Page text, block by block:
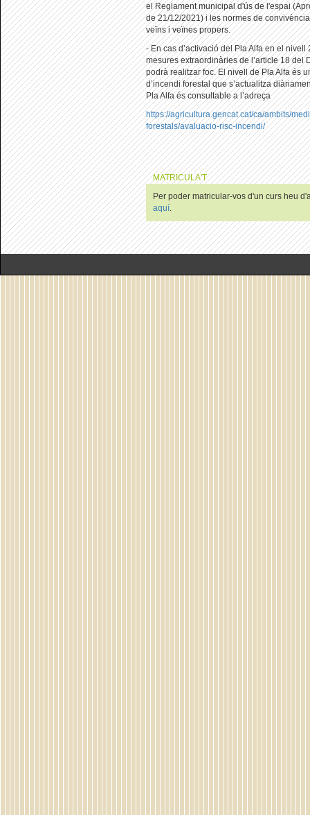
el Reglament municipal d'ús de l'espai
de 21/12/2021) i les normes de
veïns i veïnes propers.
- En cas d’activació del Pla Alfa en el
mesures extraordinàries de l’article 18 del
podrà realitzar foc. El nivell de Pla Alfa és
d’incendi forestal que s’actualitza
Pla Alfa és consultable a l’adreça
https://agricultura.gencat.cat/ca/ambits/
forestals/avaluacio-risc-incendi/
MATRICULA'T
Per poder matricular-vos d'un curs heu
aquí.